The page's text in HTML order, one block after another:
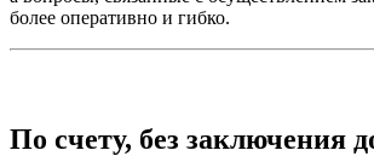
более оперативно и гибко.
По счету, без заключения